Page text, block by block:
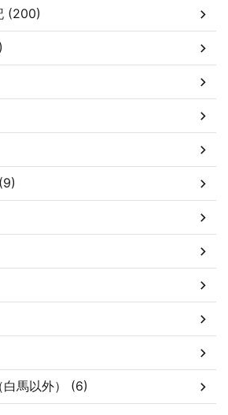
(200)
馬以外） (6)